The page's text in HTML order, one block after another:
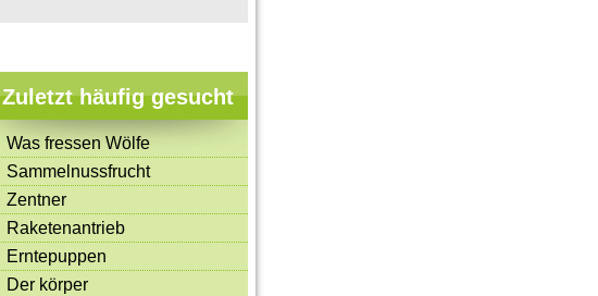
Zuletzt häufig gesucht
Was fressen Wölfe
Sammelnussfrucht
Zentner
Raketenantrieb
Erntepuppen
Der körper